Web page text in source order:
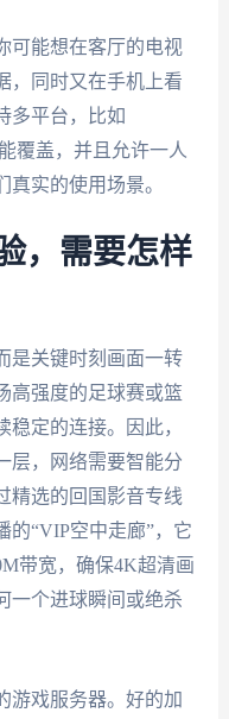
可能想在客厅的电视
，同时又在手机上看
多平台，比如
覆盖，并且允许一人
实的使用场景。
，需要怎样
是关键时刻画面一转
强度的足球赛或篮
定的连接。因此，
层，网络需要智能分
精选的回国影音专线
的“VIP空中走廊”，它
带宽，确保4K超清画
一个进球瞬间或绝杀
游戏服务器。好的加